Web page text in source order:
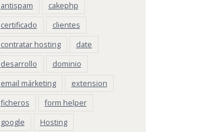
antispam
cakephp
certificado
clientes
contratar hosting
date
desarrollo
dominio
email márketing
extension
ficheros
form helper
google
Hosting